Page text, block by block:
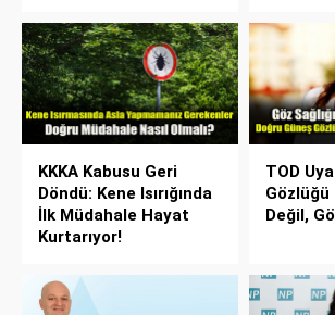
KKKA Kabusu Geri
Döndü: Kene Isırığında
İlk Müdahale Hayat
Kurtarıyor!
TOD
Gözlüğü
Değil,